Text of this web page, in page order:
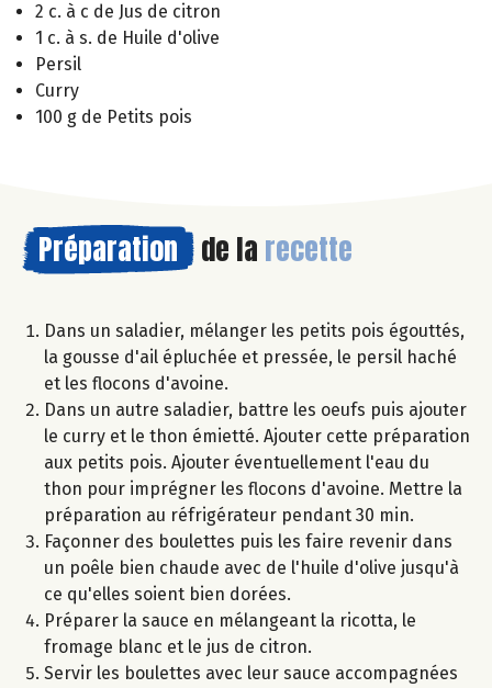
2 c. à c de Jus de citron
1 c. à s. de Huile d'olive
Persil
Curry
100 g de Petits pois
Préparation de la recette
Dans un saladier, mélanger les petits pois égouttés,
la gousse d'ail épluchée et pressée, le persil haché
et les flocons d'avoine.
Dans un autre saladier, battre les oeufs puis ajouter
le curry et le thon émietté. Ajouter cette préparation
aux petits pois. Ajouter éventuellement l'eau du
thon pour imprégner les flocons d'avoine. Mettre la
préparation au réfrigérateur pendant 30 min.
Façonner des boulettes puis les faire revenir dans
un poêle bien chaude avec de l'huile d'olive jusqu'à
ce qu'elles soient bien dorées.
Préparer la sauce en mélangeant la ricotta, le
fromage blanc et le jus de citron.
Servir les boulettes avec leur sauce accompagnées